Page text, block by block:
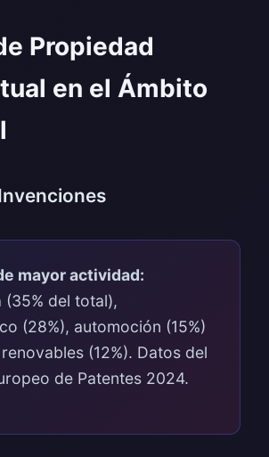
Propiedad
en el Ámbito
mayor actividad:
(35% del total),
(28%), automoción (15%)
(12%). Datos del
de Patentes 2024.